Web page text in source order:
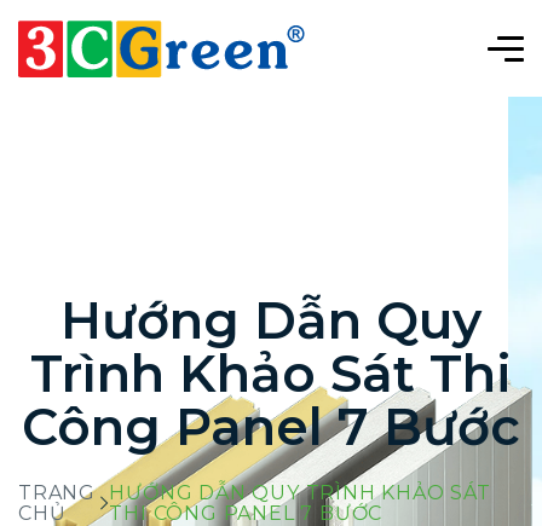
Hướng Dẫn Quy
Trình Khảo Sát Thi
Công Panel 7 Bước
TRANG
CHỦ
HƯỚNG DẪN QUY TRÌNH KHẢO SÁT
THI CÔNG PANEL 7 BƯỚC